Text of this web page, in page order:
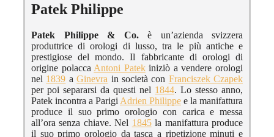
Patek Philippe
Patek Philippe & Co.è un’azienda svizzera
produttrice di orologi di lusso, tra le più antiche e
prestigiose del mondo. Il fabbricante di orologi di
origine polacca Antoni Patekiniziò a vendere orologi
nel 1839 aGinevra in società con Franciszek Czapek
per poi separarsi da questi nel 1844. Lo stesso anno,
Patek incontra a Parigi Adrien Philippe e la manifattura
produce il suo primo orologio con carica e messa
all’ora senza chiave. Nel 1845la manifattura produce
il suo primo orologio da tasca a ripetizione minuti e